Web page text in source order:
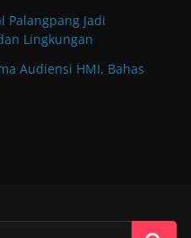
Palangpang Jadi
Lingkungan
Audiensi HMI, Bahas